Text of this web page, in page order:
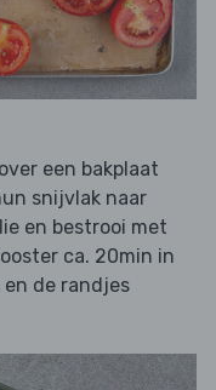
een bakplaat
snijvlak naar
en bestrooi met
ca. 20min in
en de randjes